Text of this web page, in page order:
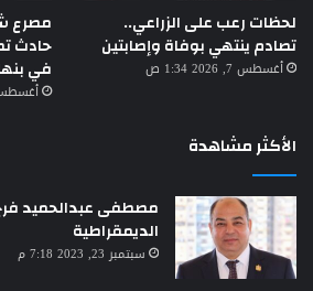
لحظات رعب على الزراعي..
تصادم ينتهي بوفاة وإصابتين
أغسطس 7, 2026 1:34 ص
مصرع
حادث
في
أغسطس 7, 2026
الأكثر مشاهدة
مصطفى عبدالحميد
الديمقراطية
سبتمبر 23, 2023 7:18 م